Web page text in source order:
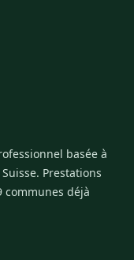
basée à
Prestations
déjà